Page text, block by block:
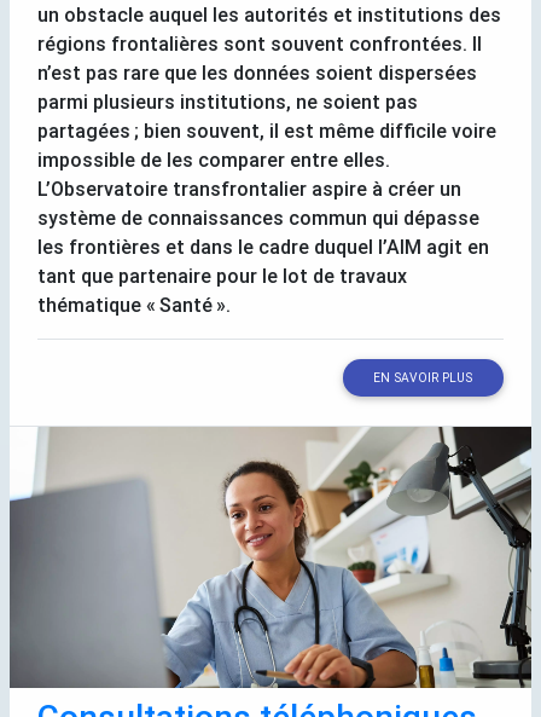
un obstacle auquel les autorités et institutions des
régions frontalières sont souvent confrontées. Il
n’est pas rare que les données soient dispersées
parmi plusieurs institutions, ne soient pas
partagées ; bien souvent, il est même difficile voire
impossible de les comparer entre elles.
L’Observatoire transfrontalier aspire à créer un
système de connaissances commun qui dépasse
les frontières et dans le cadre duquel l’AIM agit en
tant que partenaire pour le lot de travaux
thématique « Santé ».
EN SAVOIR PLUS